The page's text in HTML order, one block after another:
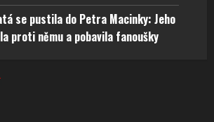
se pustila do Petra Macinky: Jeho
proti němu a pobavila fanoušky